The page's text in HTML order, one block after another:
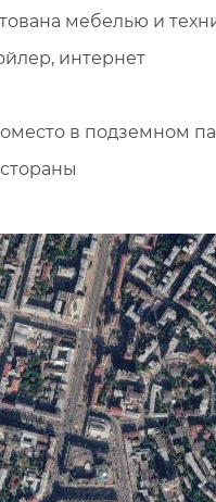
мебелью и
интернет
в подземном